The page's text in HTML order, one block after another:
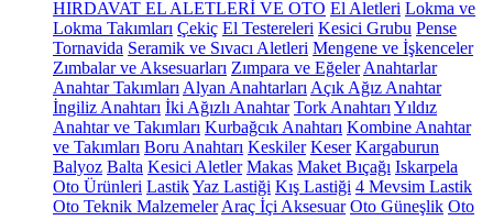
HIRDAVAT EL ALETLERİ VE OTO El Aletleri Lokma ve
Lokma Takımları Çekiç El Testereleri Kesici Grubu Pense
Tornavida Seramik ve Sıvacı Aletleri Mengene ve İşkenceler
Zımbalar ve Aksesuarları Zımpara ve Eğeler Anahtarlar
Anahtar Takımları Alyan Anahtarları Açık Ağız Anahtar
İngiliz Anahtarı İki Ağızlı Anahtar Tork Anahtarı Yıldız
Anahtar ve Takımları Kurbağcık Anahtarı Kombine Anahtar
ve Takımları Boru Anahtarı Keskiler Keser Kargaburun
Balyoz Balta Kesici Aletler Makas Maket Bıçağı Iskarpela
Oto Ürünleri LastikYaz Lastiği Kış Lastiği 4 Mevsim Lastik
Oto Teknik Malzemeler Araç İçi Aksesuar Oto Güneşlik Oto